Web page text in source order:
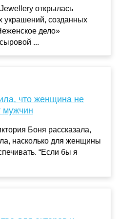
открылась
украшений, созданных
дело»
...
что женщина не
мужчин
Боня рассказала,
насколько для женщины
“Если бы я